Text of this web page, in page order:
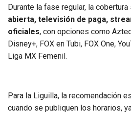
Durante la fase regular, la
abierta, televisión de paga,
oficiales, con opciones como
Disney+, FOX en Tubi, FOX One,
Liga MX Femenil.
Para la Liguilla, la recomendación
cuando se publiquen los horarios,